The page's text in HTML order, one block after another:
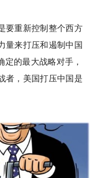
要重新控制整个西方
量来打压和遏制中国
定的最大战略对手，
者，美国打压中国是